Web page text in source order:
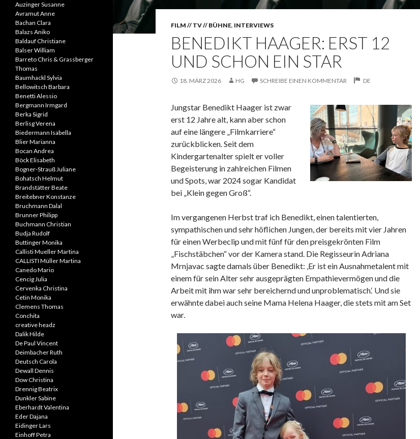
FILM // TV // BÜHNE, INTERVIEWS
BENEDIKT HAAGER: ERST 12
UND SCHON EIN STAR
18. MÄRZ 2026 HG SCHREIBE EINEN KOMMENTAR DE
Jungstar Benedikt Haager ist zwar
erst 12 Jahre alt, kann aber schon
auf eine längere „Filmkarriere“
zurückblicken. Seit dem
Kindergartenalter spielt er voller
Begeisterung in zahlreichen Filmen
und Spots, war 2024 sogar Kandidat
bei „Klein gegen Groß“.
Im vergangenen Herbst traf ich Benedikt, einen talentierten,
sympathischen und sehr höflichen Jungen, der bereits mit vier Jahren
für einen Werbeclip und mit fünf für den preisgekrönten Film
„Fischstäbchen“ vor der Kamera stand. Die Regisseurin Adriana
Mrnjavac sagte damals über Benedikt: ‚Er ist ein Ausnahmetalent mit
einem für sein Alter sehr ausgeprägten Empathievermögen und die
Arbeit mit ihm war sehr bereichernd und unproblematisch.‘ Und sie
erwähnte dabei auch seine Mama Helena Haager, die stets mit am Set
war.
Auzinger Susanne
Avramut Anne
Bachan Clara
Balazs Aniko
Baldauf Christiane
Balser William
Barreto Chris & Grassberger
Thomas
Baumhackl Sylvia
Bellowitsch Barbara
Benetti Alessio
Bergmann Irmgard
Berka Sigrid
Berlisg Verena
Biedermann Isabella
Blier Marianna
Bocan Andrea
Böck Elisabeth
Bogner-Strauß Juliane
Bohatsch Helmut
Brandstätter Beate
Breitebner Konstanze
Bruchmann Dalal
Brunner Philipp
Buchmann Christian
Budja Rudolf
Buttinger Monika
Callisti Mueller Martina
CALLISTI Müller Martina
Canedo Mario
Cencig Julia
Cervenka Christina
Cetin Monika
Clemens Thomas
Conchita
creative headz
Dalik Hilde
De Paul Vincent
Deimbacher Ruth
Deutsch Carola
Dewall Dennis
Dow Christina
Drennig Beatrix
Dunkler Sabine
Eberhardt Valentina
Eder Dajana
Eidinger Lars
Einhoff Petra